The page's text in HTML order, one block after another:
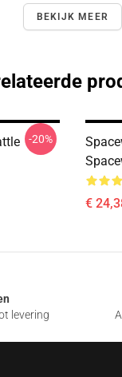
BEKIJK MEER
-20%
€
levering